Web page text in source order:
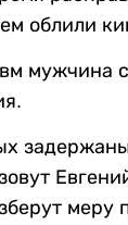
облили
мужчина
меру